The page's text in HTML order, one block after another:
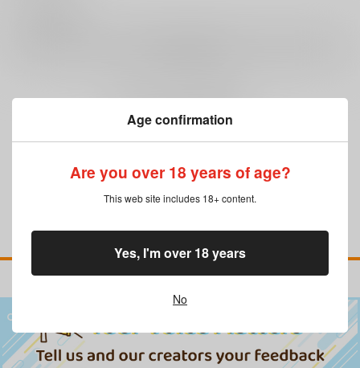
Age confirmation
Are you over 18 years of age?
This web site includes 18+ content.
No
Yes, I'm over 18 years